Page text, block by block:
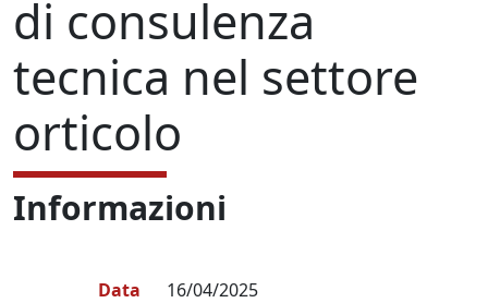
di consulenza
tecnica nel settore
orticolo
Informazioni
Data 16/04/2025